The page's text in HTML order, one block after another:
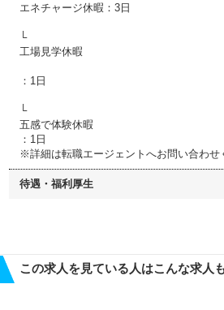
エネチャージ休暇：3日
└
工場見学休暇
：1日
└
五感で体験休暇
：1日
※詳細は転職エージェントへお問い合わせ
待遇・福利厚生
この求人を見ている人はこんな求人